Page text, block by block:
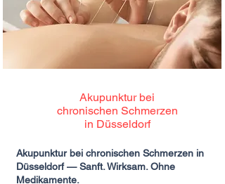
Akupunktur bei
chronischen Schmerzen
in Düsseldorf
Akupunktur bei chronischen Schmerzen in
Düsseldorf — Sanft. Wirksam. Ohne
Medikamente.